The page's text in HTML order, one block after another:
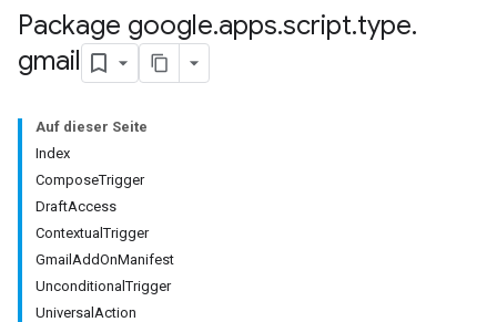
Package google.apps.script.type.
gmail
Auf dieser Seite
Index
ComposeTrigger
DraftAccess
ContextualTrigger
GmailAddOnManifest
UnconditionalTrigger
UniversalAction